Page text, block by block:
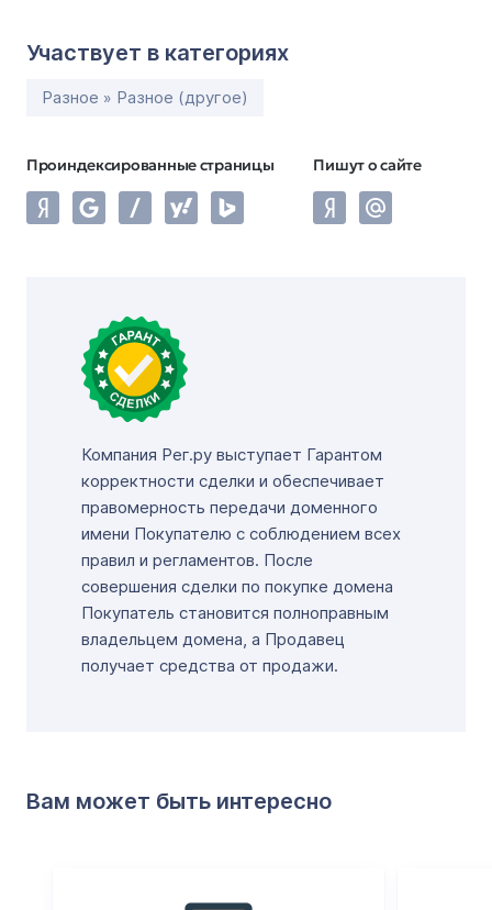
Участвует в категориях
Разное » Разное (другое)
Проиндексированные страницы Пишут о сайте
Компания Рег.ру выступает Гарантом
корректности сделки и обеспечивает
правомерность передачи доменного
имени Покупателю с соблюдением всех
правил и регламентов. После
совершения сделки по покупке домена
Покупатель становится полноправным
владельцем домена, а Продавец
получает средства от продажи.
Вам может быть интересно